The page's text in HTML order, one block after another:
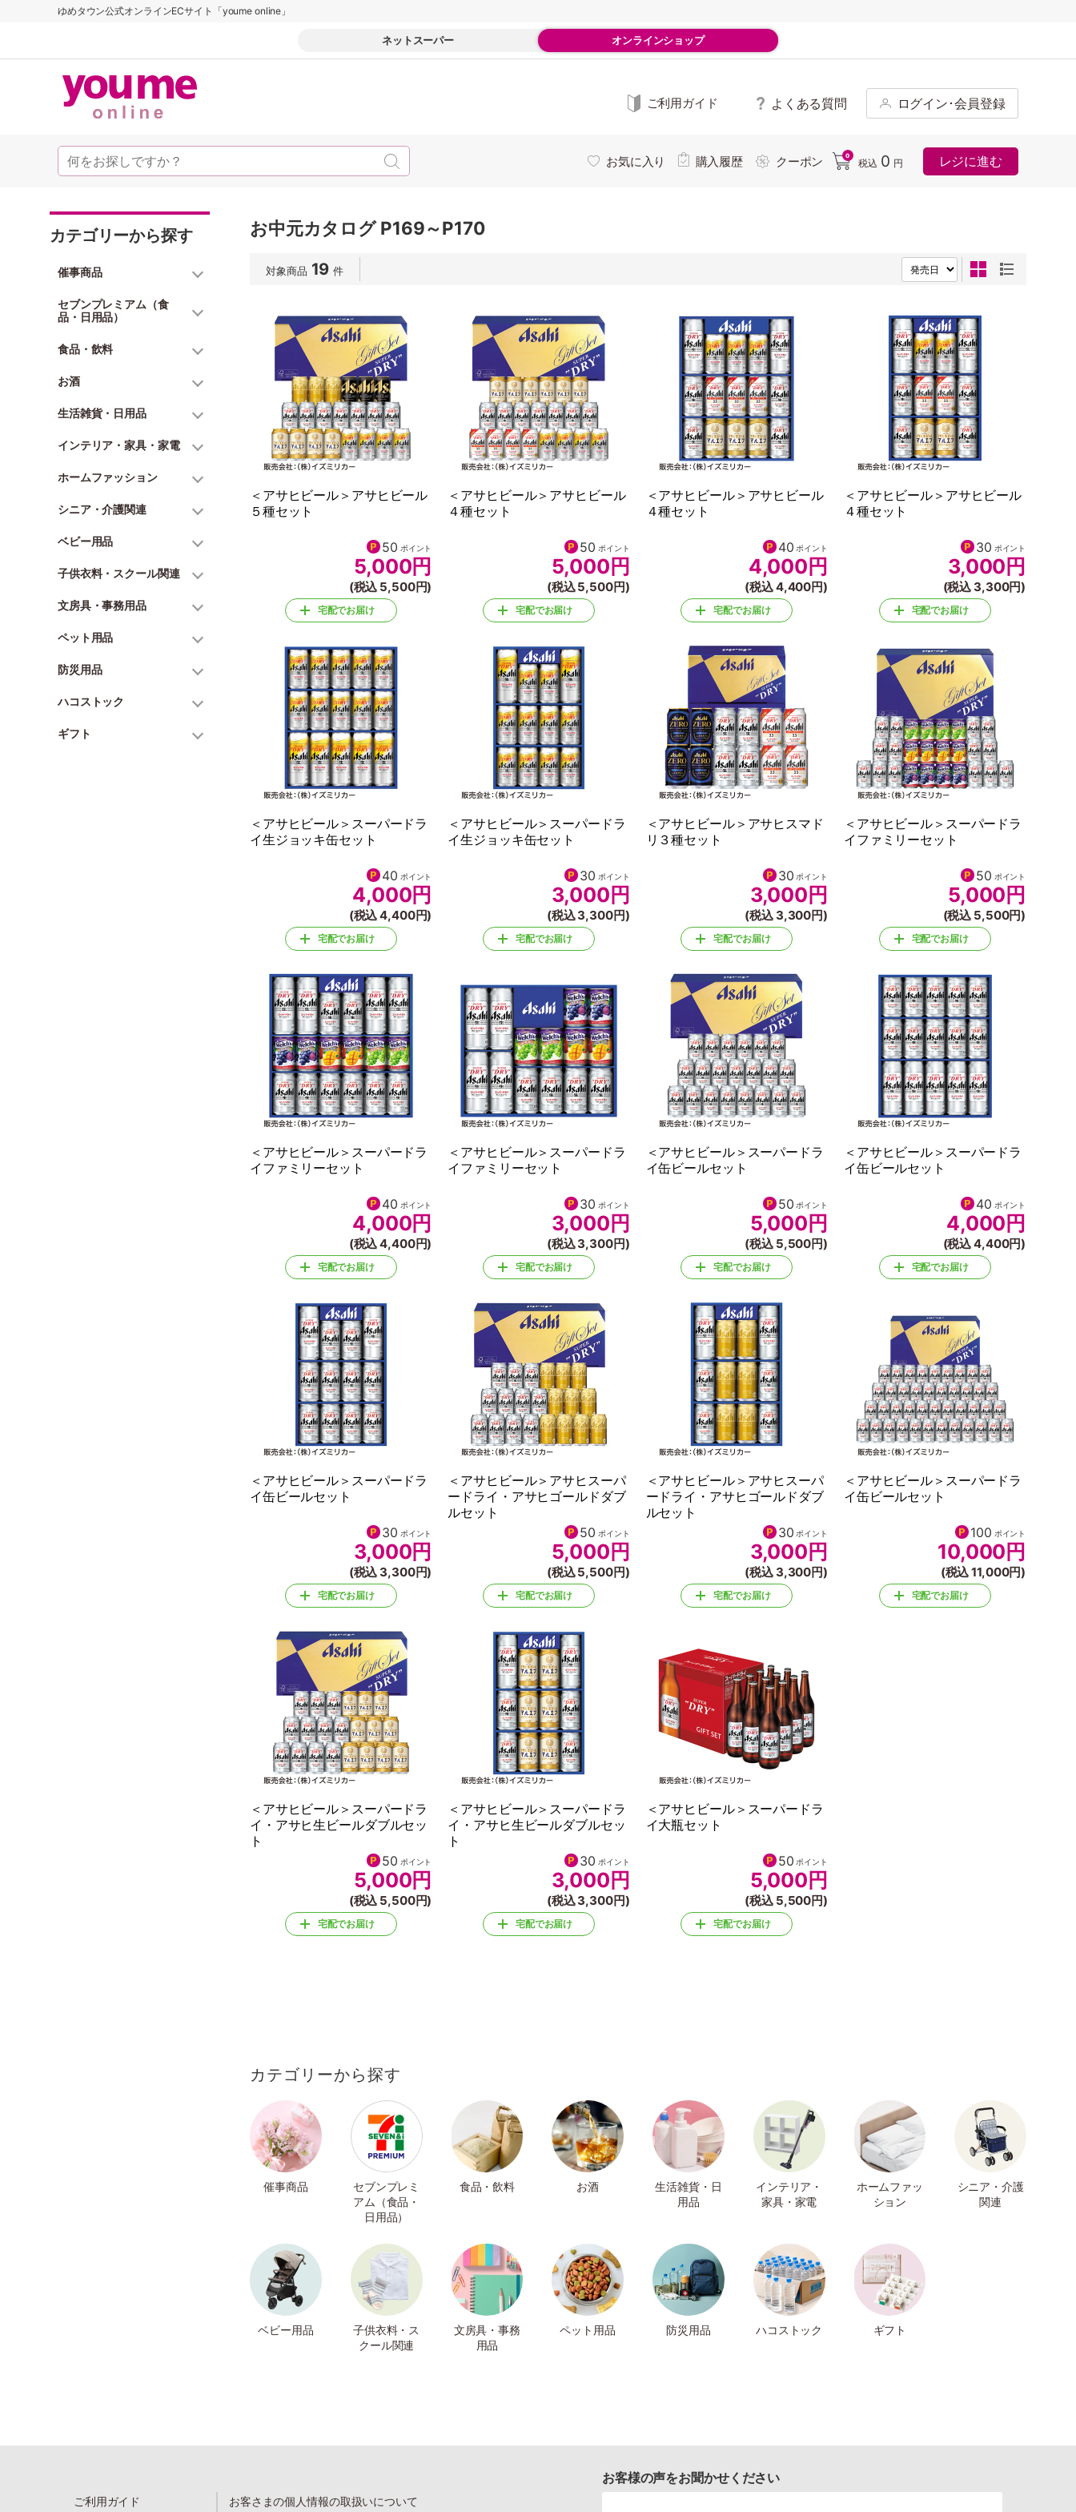
ゆめタウン公式オンラインECサイト「youme online」
ネットスーパー オンラインショップ
ご利用ガイド よくある質問 ログイン･会員登録
お気に入り 購入履歴 クーポン 0
税込 0 円 レジに進む
カテゴリーから探す
催事商品
セブンプレミアム（食
品・日用品）
食品・飲料
お酒
生活雑貨・日用品
インテリア・家具・家電
ホームファッション
シニア・介護関連
ベビー用品
子供衣料・スクール関連
文房具・事務用品
ペット用品
防災用品
ハコストック
ギフト
お中元カタログ P169～P170
対象商品 19 件
＜アサヒビール＞アサヒビール
５種セット
50 ポイント
5,000円
(税込 5,500円)
宅配でお届け
＜アサヒビール＞アサヒビール
４種セット
50 ポイント
5,000 円
(税込 5,500円)
宅配でお届け
＜アサヒビール＞アサヒビール
４種セット
40 ポイント
4,000 円
(税込 4,400円)
宅配でお届け
＜アサヒビール＞アサヒビール
４種セット
30 ポイント
3,000 円
(税込 3,300円)
宅配でお届け
＜アサヒビール＞スーパードラ
イ生ジョッキ缶セット
40 ポイント
4,000円
(税込 4,400円)
宅配でお届け
＜アサヒビール＞スーパードラ
イ生ジョッキ缶セット
30 ポイント
3,000 円
(税込 3,300円)
宅配でお届け
＜アサヒビール＞アサヒスマド
リ３種セット
30 ポイント
3,000 円
(税込 3,300円)
宅配でお届け
＜アサヒビール＞スーパードラ
イファミリーセット
50 ポイント
5,000 円
(税込 5,500円)
宅配でお届け
＜アサヒビール＞スーパードラ
イファミリーセット
40 ポイント
4,000円
(税込 4,400円)
宅配でお届け
＜アサヒビール＞スーパードラ
イファミリーセット
30 ポイント
3,000 円
(税込 3,300円)
宅配でお届け
＜アサヒビール＞スーパードラ
イ缶ビールセット
50 ポイント
5,000 円
(税込 5,500円)
宅配でお届け
＜アサヒビール＞スーパードラ
イ缶ビールセット
40 ポイント
4,000 円
(税込 4,400円)
宅配でお届け
＜アサヒビール＞スーパードラ
イ缶ビールセット
30 ポイント
3,000円
(税込 3,300円)
宅配でお届け
＜アサヒビール＞アサヒスーパ
ードライ・アサヒゴールドダブ
ルセット
50 ポイント
5,000 円
(税込 5,500円)
宅配でお届け
＜アサヒビール＞アサヒスーパ
ードライ・アサヒゴールドダブ
ルセット
30 ポイント
3,000 円
(税込 3,300円)
宅配でお届け
＜アサヒビール＞スーパードラ
イ缶ビールセット
100 ポイント
10,000 円
(税込 11,000円)
宅配でお届け
＜アサヒビール＞スーパードラ
イ・アサヒ生ビールダブルセッ
ト
50 ポイント
5,000円
(税込 5,500円)
宅配でお届け
＜アサヒビール＞スーパードラ
イ・アサヒ生ビールダブルセッ
ト
30 ポイント
3,000 円
(税込 3,300円)
宅配でお届け
＜アサヒビール＞スーパードラ
イ大瓶セット
50 ポイント
5,000 円
(税込 5,500円)
宅配でお届け
カテゴリーから探す
催事商品
セブンプレミ
アム（食品・
日用品）
食品・飲料 お酒
生活雑貨・日
用品
インテリア・
家具・家電
ホームファッ
ション
シニア・介護
関連
ベビー用品
子供衣料・ス
クール関連
文房具・事務
用品
ペット用品 防災用品 ハコストック ギフト
ご利用ガイド お客さまの個人情報の取扱いについて
お客様の声をお聞かせください